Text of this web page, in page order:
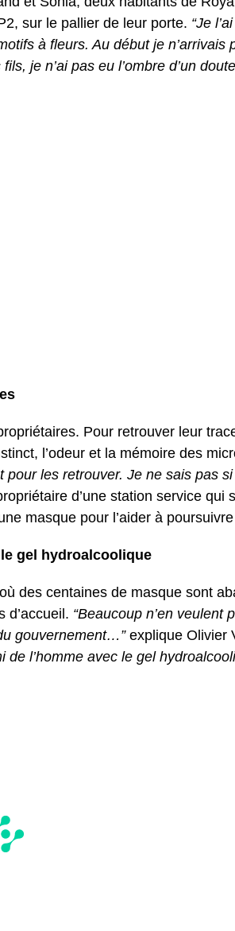
sur le pallier de leur porte. “Je
à fleurs. Au début je n’arrivais
je n’ai pas eu l’ombre d’un
Pour retrouver leur
l’odeur et la mémoire des
pour les retrouver. Je ne sais pas
d’une station service qui
masque pour l’aider à
gel hydroalcoolique
des centaines de masque sont
d’accueil. “Beaucoup n’en veulent
gouvernement…”explique Olivier
l’homme avec le gel